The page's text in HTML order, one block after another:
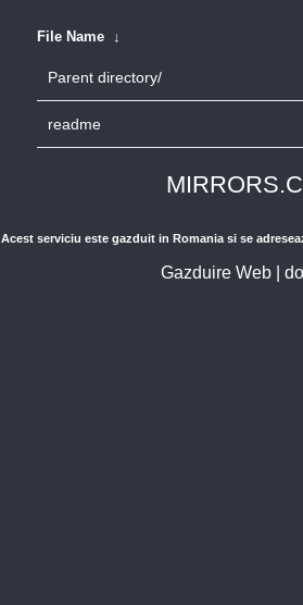
File Name ↓
Parent directory/
readme
Acest serviciu este gazduit in Romania si se
Gazduire Web|